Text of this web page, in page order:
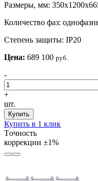
Размеры, мм:
Количество фаз:
Степень защиты: IP20
Цена: 689 100 руб.
-
+
шт.
Купить
Купить в 1 клик
Tочность
коррекции ±1%